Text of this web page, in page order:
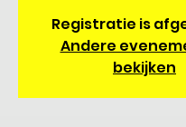
Registratie is
Andere
bekijken